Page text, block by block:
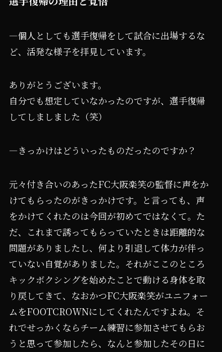
―個人としても選手復帰をして試合に出場するな
ど、活発な様子を拝見しています。
ありがとうございます。
自分でも想定していなかったのですが、選手復帰
してしましました（笑）
―きっかけはどういったものだったのですか？
元々付き合いのあったFC大阪楽笑の監督に声をか
けてもらったのがきっかけです。と言っても、声
をかけてくれたのは今回が初めてではなくて。た
だ、これまで誘ってもらっていたときは距離的な
問題がありましたし、何より引退して体力が伴っ
ていない自覚がありました。それがここのところ
キックボクシングを始めたことで動ける身体を取
り戻してきて、なおかつFC大阪楽笑がユニフォー
ムをFOOTCROWNにしてくれたんですよね。そ
れでせっかくならチーム練習に参加させてもらお
うと思って参加したら、なんと参加したその日に